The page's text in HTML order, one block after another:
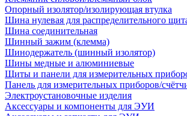
Опорный изолятор/изолирующая втулка
Шина нулевая для распределительного
Шина соединительная
Шинный зажим (клемма)
Шинодержатель (шинный изолятор)
Шины медные и алюминиевые
Щиты и панели для измерительных
Панель для измерительных приборов/
Электроустановочные изделия
Аксессуары и компоненты для ЭУИ